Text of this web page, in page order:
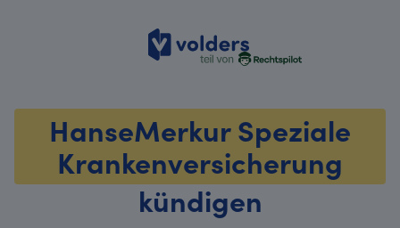
volders
HanseMerkur Speziale
Krankenversicherung
kündigen